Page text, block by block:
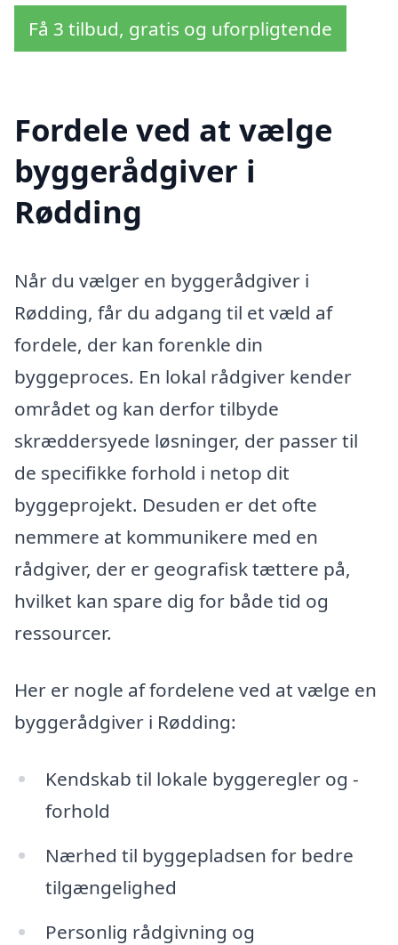
Få 3 tilbud, gratis og uforpligtende
Fordele ved at vælge
byggerådgiver i
Rødding
Når du vælger en byggerådgiver i
Rødding, får du adgang til et væld af
fordele, der kan forenkle din
byggeproces. En lokal rådgiver kender
området og kan derfor tilbyde
skræddersyede løsninger, der passer til
de specifikke forhold i netop dit
byggeprojekt. Desuden er det ofte
nemmere at kommunikere med en
rådgiver, der er geografisk tættere på,
hvilket kan spare dig for både tid og
ressourcer.
Her er nogle af fordelene ved at vælge en
byggerådgiver i Rødding:
Kendskab til lokale byggeregler og -
forhold
Nærhed til byggepladsen for bedre
tilgængelighed
Personlig rådgivning og